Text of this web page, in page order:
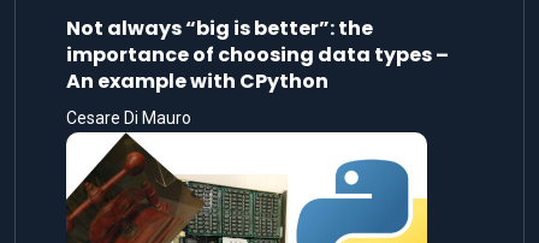
Not always “big is better”: the
importance of choosing data types –
An example with CPython
Cesare Di Mauro